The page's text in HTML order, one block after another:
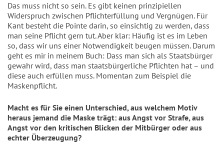
Das muss nicht so sein. Es gibt keinen prinzipiellen
Widerspruch zwischen Pflichterfüllung und Vergnügen. Für
Kant besteht die Pointe darin, so einsichtig zu werden, dass
man seine Pflicht gern tut. Aber klar: Häufig ist es im Leben
so, dass wir uns einer Notwendigkeit beugen müssen. Darum
geht es mir in meinem Buch: Dass man sich als Staatsbürger
gewahr wird, dass man staatsbürgerliche Pflichten hat – und
diese auch erfüllen muss. Momentan zum Beispiel die
Maskenpflicht.
Macht es für Sie einen Unterschied, aus welchem Motiv
heraus jemand die Maske trägt: aus Angst vor Strafe, aus
Angst vor den kritischen Blicken der Mitbürger oder aus
echter Überzeugung?